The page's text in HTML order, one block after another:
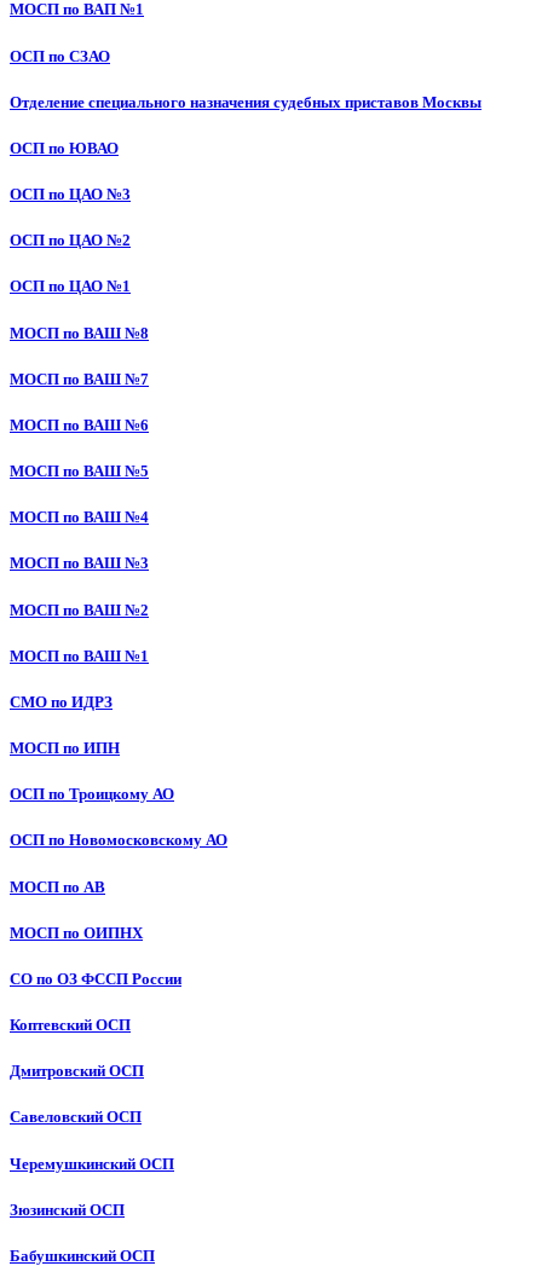
МОСП по ВАП №1
ОСП по СЗАО
Отделение специального назначения судебных приставов Москвы
ОСП по ЮВАО
ОСП по ЦАО №3
ОСП по ЦАО №2
ОСП по ЦАО №1
МОСП по ВАШ №8
МОСП по ВАШ №7
МОСП по ВАШ №6
МОСП по ВАШ №5
МОСП по ВАШ №4
МОСП по ВАШ №3
МОСП по ВАШ №2
МОСП по ВАШ №1
СМО по ИДРЗ
МОСП по ИПН
ОСП по Троицкому АО
ОСП по Новомосковскому АО
МОСП по АВ
МОСП по ОИПНХ
СО по ОЗ ФССП России
Коптевский ОСП
Дмитровский ОСП
Савеловский ОСП
Черемушкинский ОСП
Зюзинский ОСП
Бабушкинский ОСП